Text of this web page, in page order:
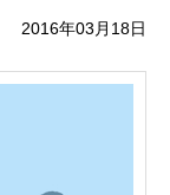
2016年03月18日